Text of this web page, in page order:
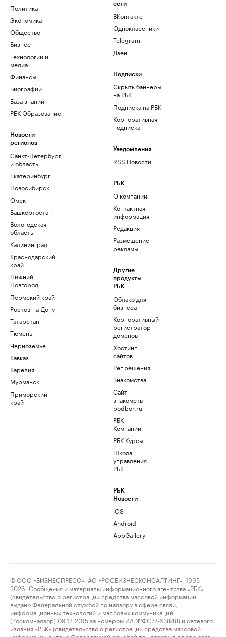
Политика
Экономика
Общество
Бизнес
Технологии и
медиа
Финансы
Биографии
База знаний
РБК Образование
Новости
регионов
Санкт-Петербург
и область
Екатеринбург
Новосибирск
Омск
Башкортостан
Вологодская
область
Калининград
Краснодарский
край
Нижний
Новгород
Пермский край
Ростов-на-Дону
Татарстан
Тюмень
Черноземье
Кавказ
Карелия
Мурманск
Приморский
край
сети
ВКонтакте
Одноклассники
Telegram
Дзен
Подписки
Скрыть баннеры
на РБК
Подписка на РБК
Корпоративная
подписка
Уведомления
RSS Новости
РБК
О компании
Контактная
информация
Редакция
Размещение
рекламы
Другие
продукты
РБК
Облако для
бизнеса
Корпоративный
регистратор
доменов
Хостинг
сайтов
Рег.решения
Знакомства
Сайт
знакомств
podbor.ru
РБК
Компании
РБК Курсы
Школа
управления
РБК
РБК
Новости
iOS
Android
AppGallery
© ООО «БИЗНЕСПРЕСС», АО «РОСБИЗНЕСКОНСАЛТИНГ», 1995–
2026. Сообщения и материалы информационного агентства «РБК»
(свидетельство о регистрации средства массовой информации
выдано Федеральной службой по надзору в сфере связи,
информационных технологий и массовых коммуникаций
(Роскомнадзор) 09.12.2015 за номером ИА №ФС77-63848) и сетевого
издания «РБК» (свидетельство о регистрации средства массовой